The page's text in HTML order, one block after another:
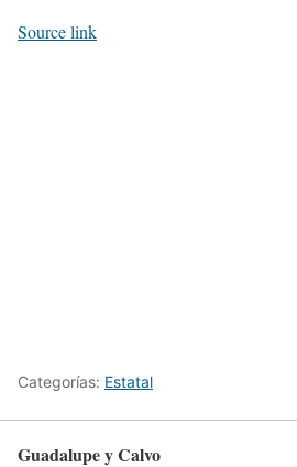
Source link
Categorías: Estatal
Guadalupe y Calvo